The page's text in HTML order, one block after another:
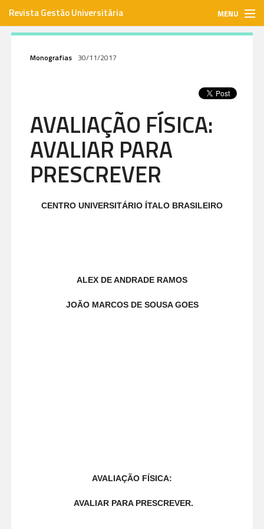
Revista Gestão Universitária MENU
Envie seu artigo
Assinar
Monografias 30/11/2017
AVALIAÇÃO FÍSICA:
AVALIAR PARA
PRESCREVER
CENTRO UNIVERSITÁRIO ÍTALO BRASILEIRO
ALEX DE ANDRADE RAMOS
JOÃO MARCOS DE SOUSA GOES
AVALIAÇÃO FÍSICA:
AVALIAR PARA PRESCREVER.